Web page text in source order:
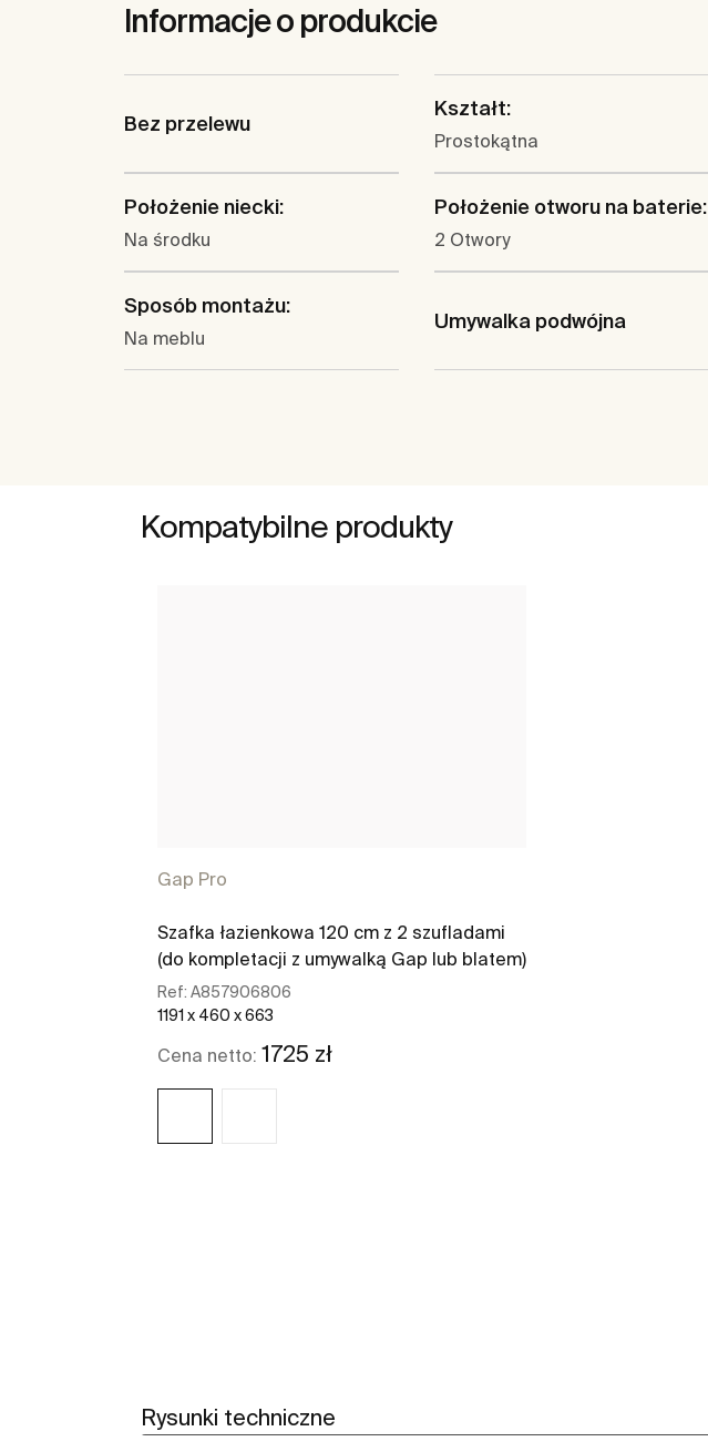
Informacje o produkcie
Bez przelewu
Kształt:
Prostokątna
Położenie niecki:
Na środku
Położenie otworu na baterie:
2 Otwory
Sposób montażu:
Na meblu
Umywalka podwójna
Kompatybilne produkty
Gap Pro
Szafka łazienkowa 120 cm z 2 szufladami
(do kompletacji z umywalką Gap lub blatem)
Ref: A857906806
1191 x 460 x 663
Cena netto: 1725 zł
Rysunki techniczne